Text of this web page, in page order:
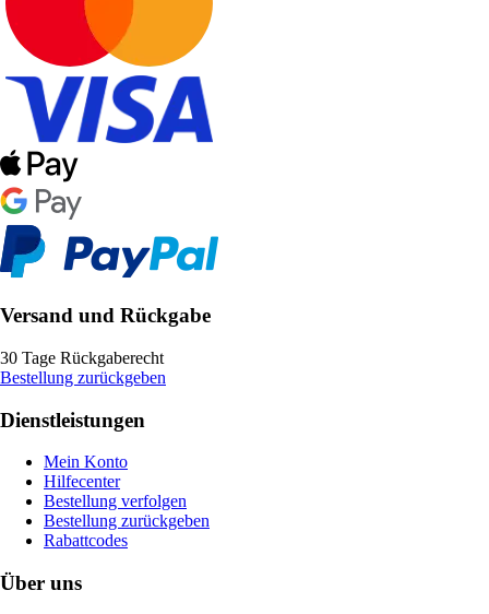
Versand und Rückgabe
30 Tage Rückgaberecht
Bestellung zurückgeben
Dienstleistungen
Mein Konto
Hilfecenter
Bestellung verfolgen
Bestellung zurückgeben
Rabattcodes
Über uns